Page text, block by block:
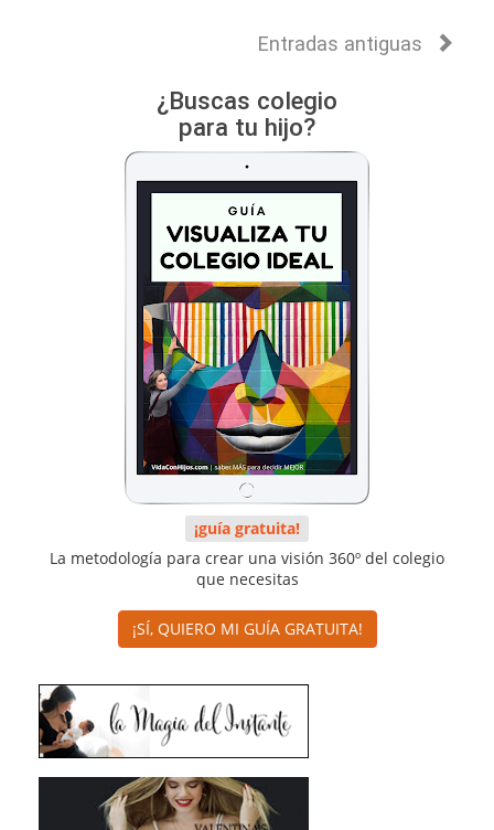
Entradas antiguas
¿Buscas colegio
para tu hijo?
¡guía gratuita!
La metodología para crear una visión 360º del colegio
que necesitas
¡SÍ, QUIERO MI GUÍA GRATUITA!